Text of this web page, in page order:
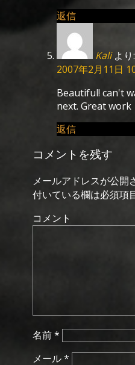
返信
Kali より:
2007年2月11日
Beautiful! can't
next. Great work
返信
コメントを残す
メールアドレスが公開
付いている欄は必須項
コメント
名前*
メール*